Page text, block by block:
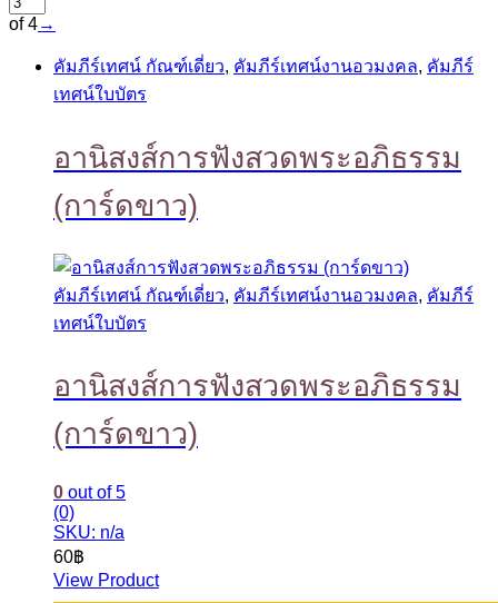
of 4→
คัมภีร์เทศน์ กัณฑ์เดี่ยว, คัมภีร์เทศน์งานอวมงคล, คัมภีร์
เทศน์ใบบัตร
อานิสงส์การฟังสวดพระอภิธรรม
(การ์ดขาว)
คัมภีร์เทศน์ กัณฑ์เดี่ยว, คัมภีร์เทศน์งานอวมงคล, คัมภีร์
เทศน์ใบบัตร
อานิสงส์การฟังสวดพระอภิธรรม
(การ์ดขาว)
0 out of 5
(0)
SKU: n/a
60฿
View Product